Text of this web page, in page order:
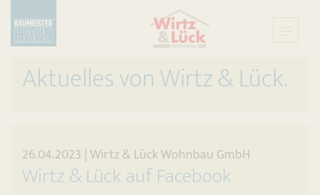
Aktuelles von Wirtz & Lück.
26.04.2023 | Wirtz & Lück Wohnbau GmbH
Wirtz & Lück auf Facebook